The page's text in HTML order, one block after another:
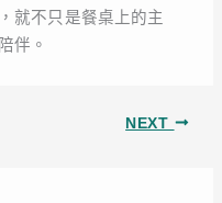
就不只是餐桌上的主
伴。
NEXT